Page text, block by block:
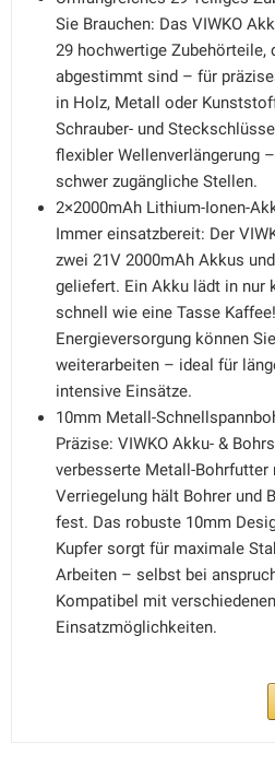
Sie Brauchen: Das VIWKO
29 hochwertige Zubehörteile,
abgestimmt sind – für
in Holz, Metall oder
Schrauber- und
flexibler Wellenverlängerung
schwer zugängliche Stellen.
2×2000mAh Lithium-Ionen-
Immer einsatzbereit: Der
zwei 21V 2000mAh Akkus
geliefert. Ein Akku lädt in nur
schnell wie eine Tasse
Energieversorgung können
weiterarbeiten – ideal für
intensive Einsätze.
10mm Metall-
Präzise: VIWKO Akku- &
verbesserte Metall-
Verriegelung hält Bohrer und
fest. Das robuste 10mm
Kupfer sorgt für maximale
Arbeiten – selbst bei
Kompatibel mit
Einsatzmöglichkeiten.